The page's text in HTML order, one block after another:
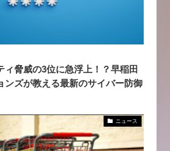
ィ脅威の3位に急浮上！？早稲田
ンズが教える最新のサイバー防御
ニュース